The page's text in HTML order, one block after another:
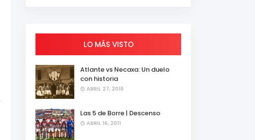
LO MÁS VISTO
Atlante vs Necaxa: Un duelo
con historia
ABRIL 27, 2016
Las 5 de Borre | Descenso
ABRIL 16, 2011